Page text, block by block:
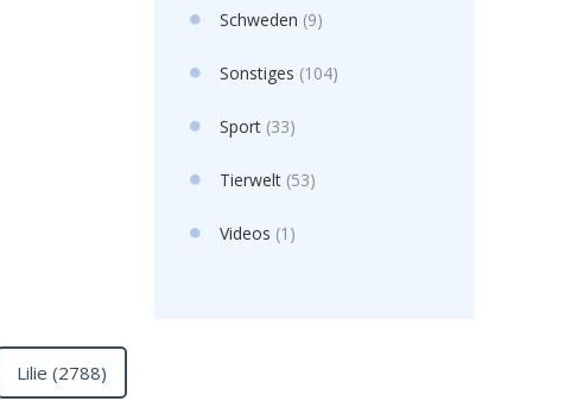
Lilie (2788)
Schweden (9)
Sonstiges (104)
Sport(33)
Tierwelt(53)
Videos (1)